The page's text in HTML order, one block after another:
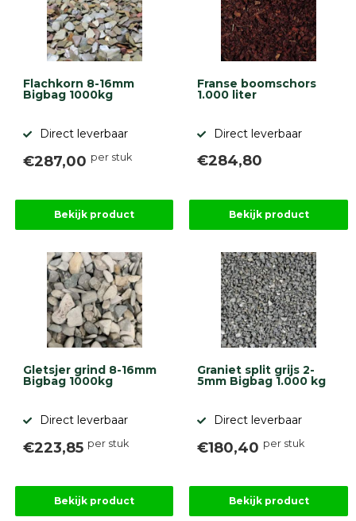
Flachkorn 8-16mm
Bigbag 1000kg
Direct leverbaar
€287,00 per stuk
Bekijk product
Franse boomschors
1.000 liter
Direct leverbaar
€284,80
Bekijk product
Gletsjer grind 8-16mm
Bigbag 1000kg
Direct leverbaar
€223,85 per stuk
Bekijk product
Graniet split grijs 2-
5mm Bigbag 1.000 kg
Direct leverbaar
€180,40 per stuk
Bekijk product